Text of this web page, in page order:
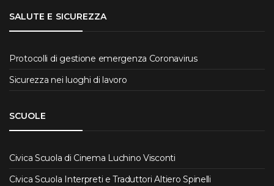
SALUTE E SICUREZZA
Protocolli di gestione emergenza Coronavirus
Sicurezza nei luoghi di lavoro
SCUOLE
Civica Scuola di Cinema Luchino Visconti
Civica Scuola Interpreti e Traduttori Altiero Spinelli